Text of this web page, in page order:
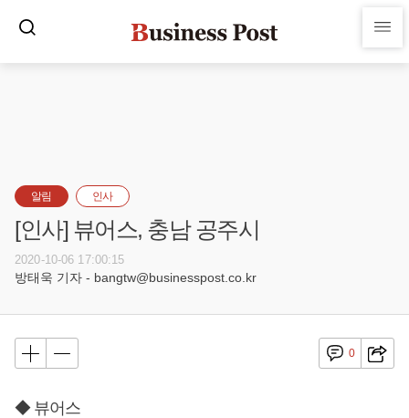
알림 인사
[인사] 뷰어스, 충남 공주시
2020-10-06 17:00:15
방태욱 기자 - bangtw@businesspost.co.kr
0
◆ 뷰어스